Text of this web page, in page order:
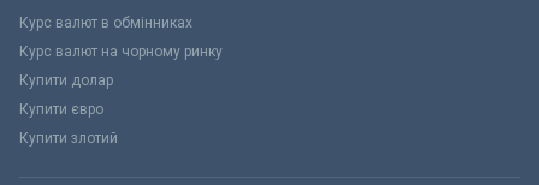
Курс валют в обмінниках
Курс валют на чорному ринку
Купити долар
Купити євро
Купити злотий